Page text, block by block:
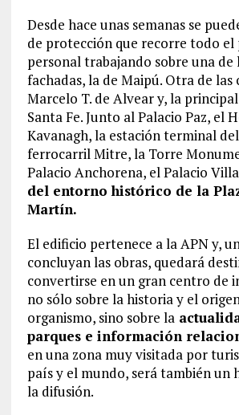
Desde hace unas semanas se
de protección que recorre todo
personal trabajando sobre una de
fachadas, la de Maipú. Otra de las
Marcelo T. de Alvear y, la
Santa Fe. Junto al Palacio Paz, el
Kavanagh, la estación terminal del
ferrocarril Mitre, la Torre
Palacio Anchorena, el Palacio
del entorno histórico de la
Martín.
El edificio pertenece a la APN y,
concluyan las obras, quedará
convertirse en un gran centro de
no sólo sobre la historia y el
organismo, sino sobre la
parques e información
en una zona muy visitada por
país y el mundo, será también un
la difusión.